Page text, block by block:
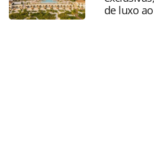
protegido pela legislação
Não reproduza o conteúdo sem
de luxo